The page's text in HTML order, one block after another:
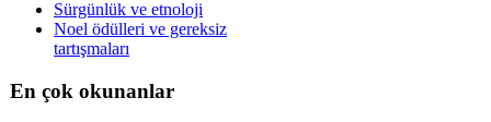
Sürgünlük ve etnoloji
Noel ödülleri ve gereksiz
tartışmaları
En çok okunanlar